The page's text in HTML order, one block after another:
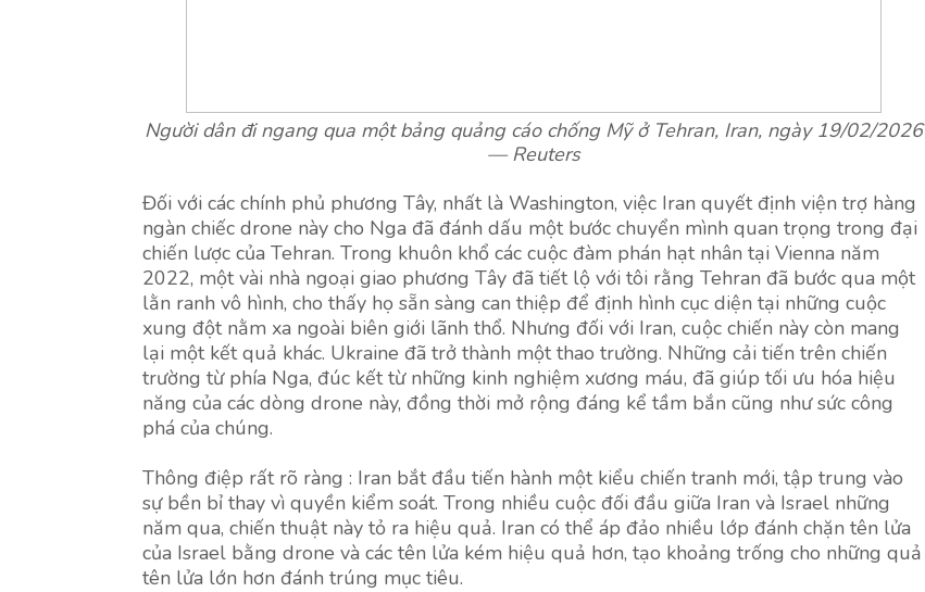
Người dân đi ngang qua một bảng quảng cáo chống Mỹ ở Tehran, Iran, ngày 19/02/2026
— Reuters
Đối với các chính phủ phương Tây, nhất là Washington, việc Iran quyết định viện trợ hàng
ngàn chiếc drone này cho Nga đã đánh dấu một bước chuyển mình quan trọng trong đại
chiến lược của Tehran. Trong khuôn khổ các cuộc đàm phán hạt nhân tại Vienna năm
2022, một vài nhà ngoại giao phương Tây đã tiết lộ với tôi rằng Tehran đã bước qua một
lằn ranh vô hình, cho thấy họ sẵn sàng can thiệp để định hình cục diện tại những cuộc
xung đột nằm xa ngoài biên giới lãnh thổ. Nhưng đối với Iran, cuộc chiến này còn mang
lại một kết quả khác. Ukraine đã trở thành một thao trường. Những cải tiến trên chiến
trường từ phía Nga, đúc kết từ những kinh nghiệm xương máu, đã giúp tối ưu hóa hiệu
năng của các dòng drone này, đồng thời mở rộng đáng kể tầm bắn cũng như sức công
phá của chúng.
Thông điệp rất rõ ràng : Iran bắt đầu tiến hành một kiểu chiến tranh mới, tập trung vào
sự bền bỉ thay vì quyền kiểm soát. Trong nhiều cuộc đối đầu giữa Iran và Israel những
năm qua, chiến thuật này tỏ ra hiệu quả. Iran có thể áp đảo nhiều lớp đánh chặn tên lửa
của Israel bằng drone và các tên lửa kém hiệu quả hơn, tạo khoảng trống cho những quả
tên lửa lớn hơn đánh trúng mục tiêu.